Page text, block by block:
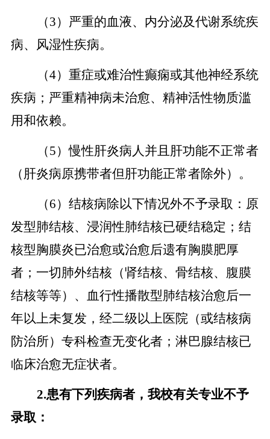
（3）严重的血液、内分泌及代谢系统疾
病、风湿性疾病。
（4）重症或难治性癫痫或其他神经系统
疾病；严重精神病未治愈、精神活性物质滥
用和依赖。
（5）慢性肝炎病人并且肝功能不正常者
（肝炎病原携带者但肝功能正常者除外）。
（6）结核病除以下情况外不予录取：原
发型肺结核、浸润性肺结核已硬结稳定；结
核型胸膜炎已治愈或治愈后遗有胸膜肥厚
者；一切肺外结核（肾结核、骨结核、腹膜
结核等等）、血行性播散型肺结核治愈后一
年以上未复发，经二级以上医院（或结核病
防治所）专科检查无变化者；淋巴腺结核已
临床治愈无症状者。
2.患有下列疾病者，我校有关专业不予
录取：